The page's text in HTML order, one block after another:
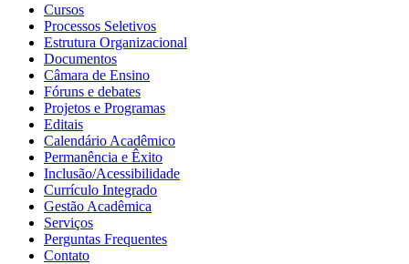
Cursos
Processos Seletivos
Estrutura Organizacional
Documentos
Câmara de Ensino
Fóruns e debates
Projetos e Programas
Editais
Calendário Acadêmico
Permanência e Êxito
Inclusão/Acessibilidade
Currículo Integrado
Gestão Acadêmica
Serviços
Perguntas Frequentes
Contato